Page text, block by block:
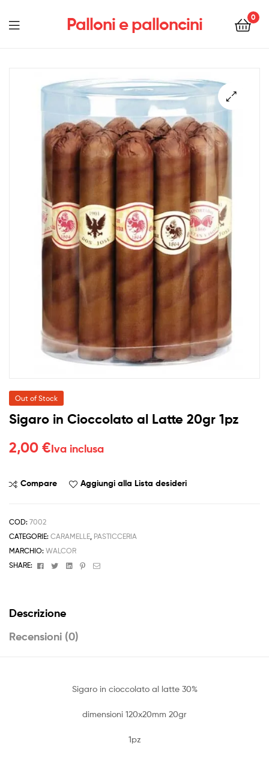
Palloni e palloncini 0
Menu
Out of Stock
Sigaro in Cioccolato al Latte 20gr 1pz
2,00 €Iva inclusa
Compare Aggiungi alla Lista desideri
COD: 7002
CATEGORIE: CARAMELLE, PASTICCERIA
MARCHIO: WALCOR
SHARE:
FacebookTwitterLinkedinPinterest
Email
Descrizione
Recensioni (0)
Sigaro in cioccolato al latte 30%
dimensioni 120x20mm 20gr
1pz